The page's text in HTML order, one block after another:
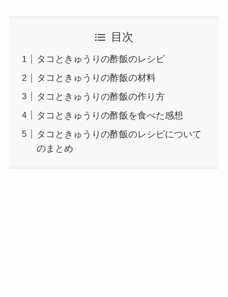
目次
タコときゅうりの酢飯のレシピ
タコときゅうりの酢飯の材料
タコときゅうりの酢飯の作り方
タコときゅうりの酢飯を食べた感想
タコときゅうりの酢飯のレシピについて
のまとめ